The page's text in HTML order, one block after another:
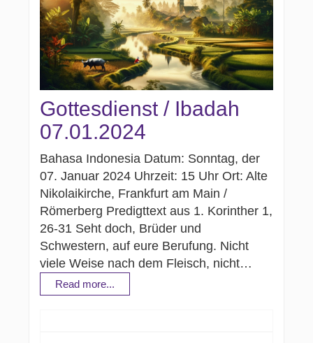
Gottesdienst / Ibadah
07.01.2024
Bahasa Indonesia Datum: Sonntag, der
07. Januar 2024 Uhrzeit: 15 Uhr Ort: Alte
Nikolaikirche, Frankfurt am Main /
Römerberg Predigttext aus 1. Korinther 1,
26-31 Seht doch, Brüder und
Schwestern, auf eure Berufung. Nicht
viele Weise nach dem Fleisch, nicht…
Read more...